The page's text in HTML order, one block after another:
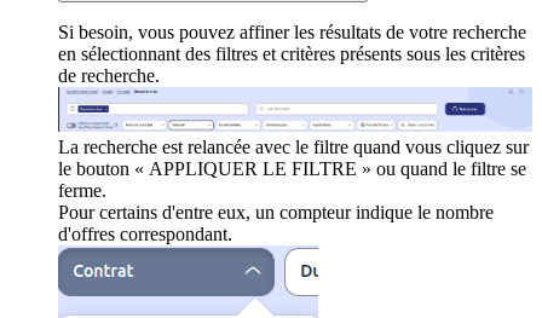
Si besoin, vous pouvez affiner les résultats de votre recherche
en sélectionnant des filtres et critères présents sous les critères
de recherche.
La recherche est relancée avec le filtre quand vous cliquez sur
le bouton « APPLIQUER LE FILTRE » ou quand le filtre se
ferme.
Pour certains d'entre eux, un compteur indique le nombre
d'offres correspondant.